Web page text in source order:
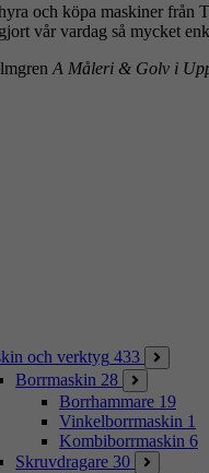
och köpa maskiner från
vår vardag så mycket
A Måleri & Golv i
och verktyg 433
Borrmaskin 28
Borrhammare 19
Vinkelborrmaskin 1
Kombiborrmaskin 6
Skruvdragare 30